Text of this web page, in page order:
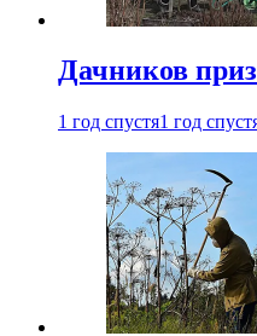
Дачников
1 год спустя1 год